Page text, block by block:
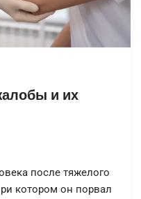
и их
после тяжелого
котором он порвал